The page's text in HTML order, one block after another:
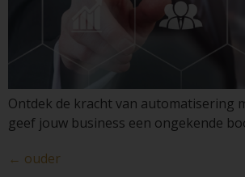
Ontdek de kracht van automatisering
geef jouw business een ongekende
← ouder